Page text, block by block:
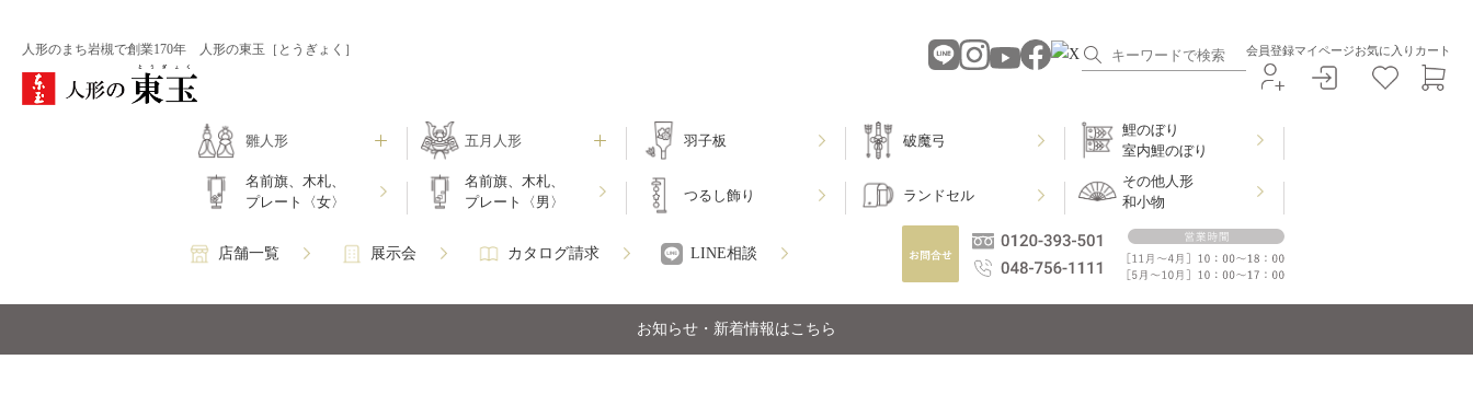
人形のまち岩槻で創業170年 人形の東玉［とうぎょく］ 会員登録マイページお気に入り カート
雛人形 五月人形 羽子板 破魔弓
鯉のぼり
室内鯉のぼり
名前旗、木札、
プレート〈女〉
名前旗、木札、
プレート〈男〉
つるし飾り ランドセル
その他人形
和小物
店舗一覧 展示会 カタログ請求 LINE相談
お知らせ・新着情報はこちら